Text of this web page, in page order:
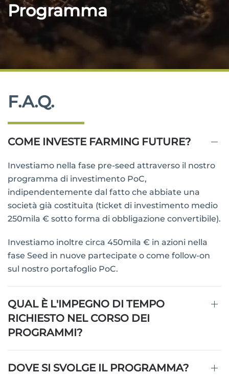
Programma
F.A.Q.
COME INVESTE FARMING FUTURE?
Investiamo nella fase pre-seed attraverso il nostro
programma di investimento PoC,
indipendentemente dal fatto che abbiate una
società già costituita (ticket di investimento medio
250mila € sotto forma di obbligazione convertibile).
Investiamo inoltre circa 450mila € in azioni nella
fase Seed in nuove partecipate o come follow-on
sul nostro portafoglio PoC.
QUAL È L'IMPEGNO DI TEMPO
RICHIESTO NEL CORSO DEI
PROGRAMMI?
DOVE SI SVOLGE IL PROGRAMMA?